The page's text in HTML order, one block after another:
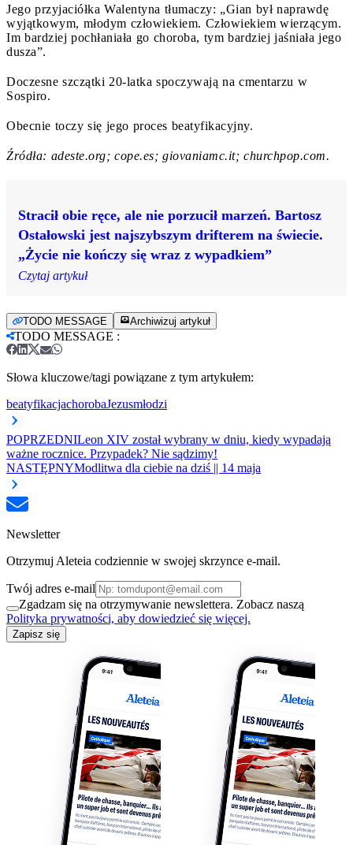
Jego przyjaciółka Walentyna tłumaczy: „Gian był naprawdę
wyjątkowym, młodym człowiekiem. Człowiekiem wierzącym.
Im bardziej pochłaniała go choroba, tym bardziej jaśniała jego
dusza”.
Doczesne szczątki 20-latka spoczywają na cmentarzu w
Sospiro.
Obecnie toczy się jego proces beatyfikacyjny.
Źródła: adeste.org; cope.es; giovaniamc.it; churchpop.com.
Stracił obie ręce, ale nie porzucił marzeń. Bartosz
Ostałowski jest najszybszym drifterem na świecie.
„Życie nie kończy się wraz z wypadkiem”
Czytaj artykuł
TODO MESSAGE Archiwizuj artykuł
TODO MESSAGE :
Słowa kluczowe/tagi powiązane z tym artykułem:
beatyfikacjachorobaJezusmłodzi
POPRZEDNILeon XIV został wybrany w dniu, kiedy wypadają
ważne rocznice. Przypadek? Nie sądzimy!
NASTĘPNYModlitwa dla ciebie na dziś || 14 maja
Newsletter
Otrzymuj Aleteia codziennie w swojej skrzynce e-mail.
Twój adres e-mail
Zgadzam się na otrzymywanie newslettera. Zobacz naszą
Polityka prywatności, aby dowiedzieć się więcej.
Zapisz się